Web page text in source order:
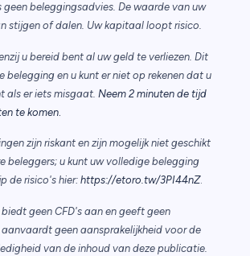
geen beleggingsadvies. De waarde van uw
stijgen of dalen. Uw kapitaal loopt risico.
u bereid bent al uw geld te verliezen. Dit
belegging en u kunt er niet op rekenen dat u
als er iets misgaat. Neem 2 minuten de tijd
te komen.
zijn riskant en zijn mogelijk niet geschikt
beleggers; u kunt uw volledige belegging
de risico's hier: https://etoro.tw/3PI44nZ.
biedt geen CFD's aan en geeft geen
aanvaardt geen aansprakelijkheid voor de
van de inhoud van deze publicatie.